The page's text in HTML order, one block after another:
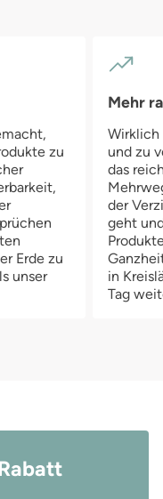
zu
Erde zu
unser
Mehr
Wirklich
und zu
das
der
geht
in
Tag